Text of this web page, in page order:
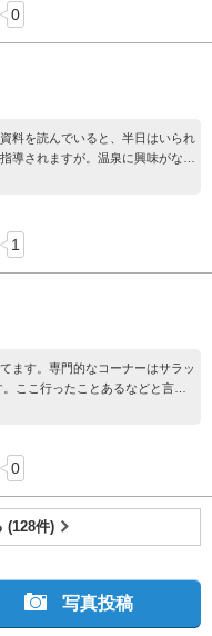
でにしておいた方が、無難でしょ
0
料を読んでいると、半日はいられ
導されますが。温泉に興味がない
1
ます。専門的なコーナーはサラッ
ここ行ったことあるなどと言っ
0
(128件)
写真投稿